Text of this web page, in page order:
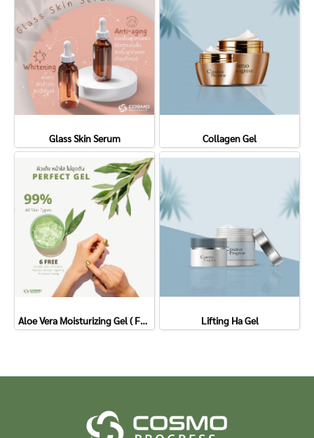
Glass Skin Serum Collagen Gel
Aloe Vera Moisturizing Gel ( For Face ) Lifting Ha Gel